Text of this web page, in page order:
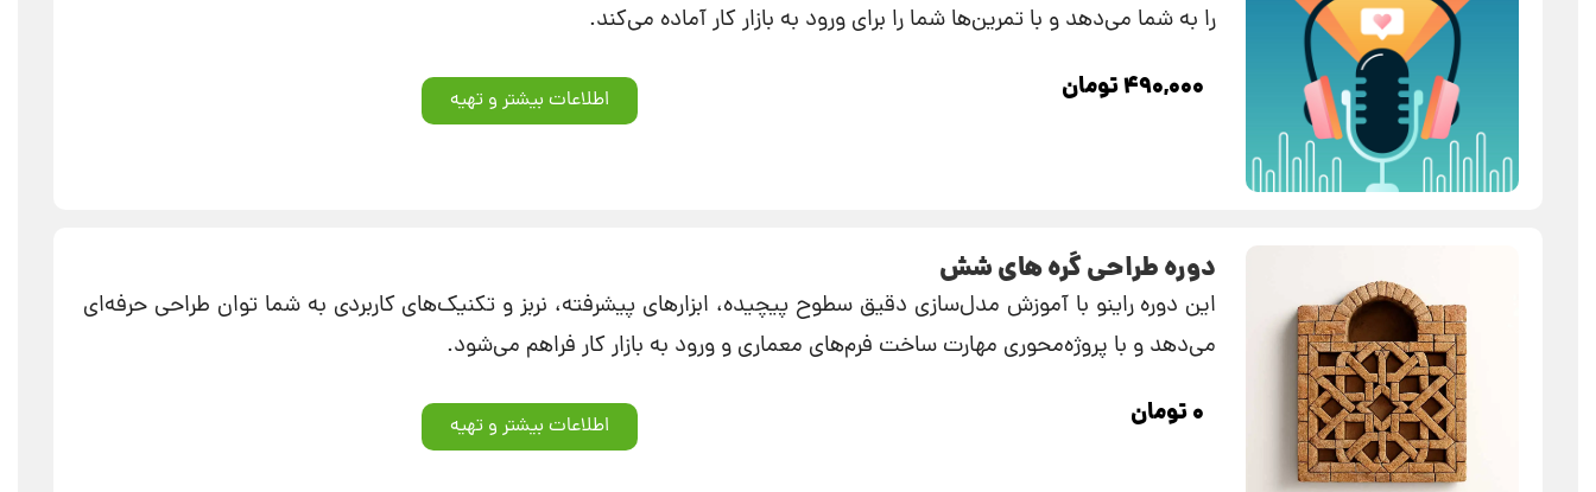
را به شما می‌دهد و با تمرین‌ها شما را برای ورود به بازار کار آماده می‌کند.
۴۹۰,۰۰۰تومان اطلاعات بیشتر و تهیه
دوره طراحی گره های شش
این دوره راینو با آموزش مدل‌سازی دقیق سطوح پیچیده، ابزارهای پیشرفته، نربز و تکنیک‌های کاربردی به شما توان طراحی حرفه‌ای
می‌دهد و با پروژه‌محوری مهارت ساخت فرم‌های معماری و ورود به بازار کار فراهم می‌شود.
۰تومان اطلاعات بیشتر و تهیه